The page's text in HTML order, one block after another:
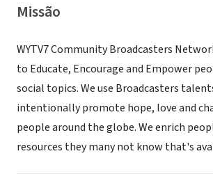
Missão
WYTV7 Community Broadcasters
to Educate, Encourage and Empower
social topics. We use Broadcasters
intentionally promote hope, love and
people around the globe. We enrich
resources they many not know that's